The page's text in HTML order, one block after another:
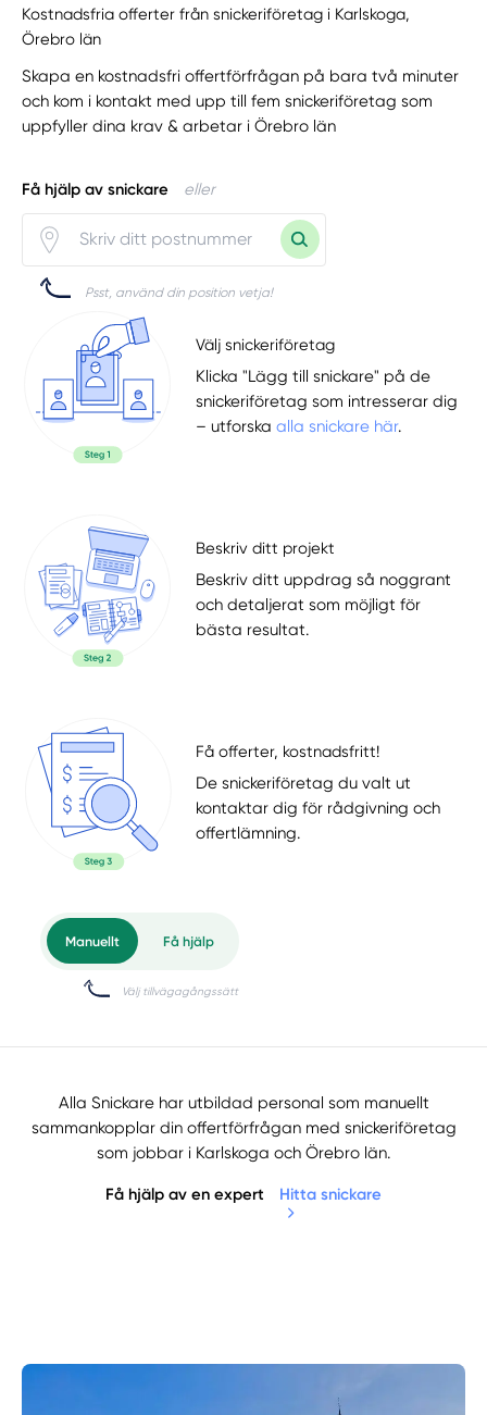
Kostnadsfria offerter från snickeriföretag i Karlskoga,
Örebro län
Skapa en kostnadsfri offertförfrågan på bara två minuter
och kom i kontakt med upp till fem snickeriföretag som
uppfyller dina krav & arbetar i Örebro län
Få hjälp av snickare eller
Psst, använd din position vetja!
Välj snickeriföretag
Klicka "Lägg till snickare" på de
snickeriföretag som intresserar dig
– utforskaalla snickare här.
Beskriv ditt projekt
Beskriv ditt uppdrag så noggrant
och detaljerat som möjligt för
bästa resultat.
Få offerter, kostnadsfritt!
De snickeriföretag du valt ut
kontaktar dig för rådgivning och
offertlämning.
Alla Snickare har utbildad personal som manuellt
sammankopplar din offertförfrågan med snickeriföretag
som jobbar i Karlskoga och Örebro län.
Få hjälp av en expert Hitta snickare